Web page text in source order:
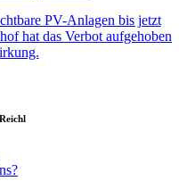
PV-Anlagen bis jetzt
hat das Verbot aufgehoben